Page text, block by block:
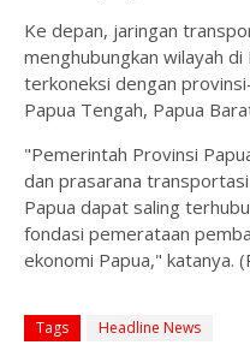
Ke depan, jaringan
menghubungkan wilayah
terkoneksi dengan
Papua Tengah, Papua
"Pemerintah Provinsi
dan prasarana
Papua dapat saling
fondasi pemerataan
ekonomi Papua," katanya.
Tags Headline News